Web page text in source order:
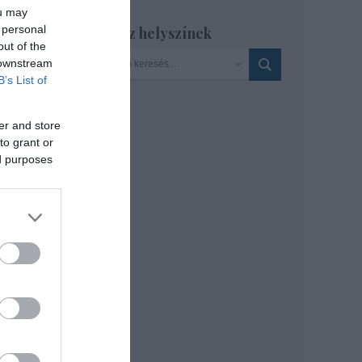
may
of the
List of
and store
grant or
purposes
Szinház helyszínek